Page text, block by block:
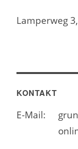
Lamperweg
KONTAKT
E-Mail: